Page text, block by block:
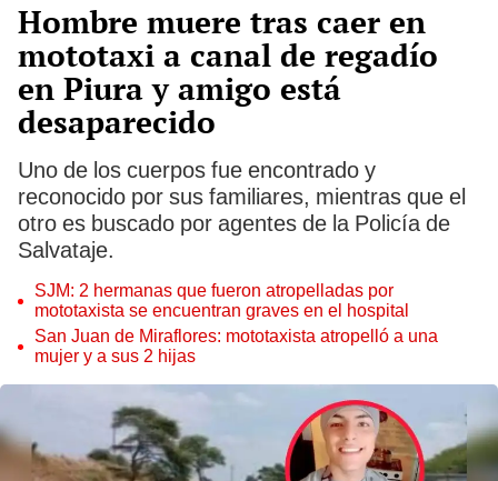
Hombre muere tras caer en
mototaxi a canal de regadío
en Piura y amigo está
desaparecido
Uno de los cuerpos fue encontrado y
reconocido por sus familiares, mientras que el
otro es buscado por agentes de la Policía de
Salvataje.
SJM: 2 hermanas que fueron atropelladas por
mototaxista se encuentran graves en el hospital
San Juan de Miraflores: mototaxista atropelló a una
mujer y a sus 2 hijas